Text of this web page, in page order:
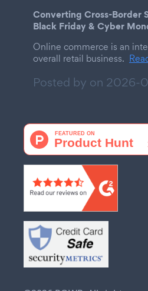
Converting Cross-Border
Black Friday & Cyber
Online commerce is an
overall retail business.
Posted by on 2026-